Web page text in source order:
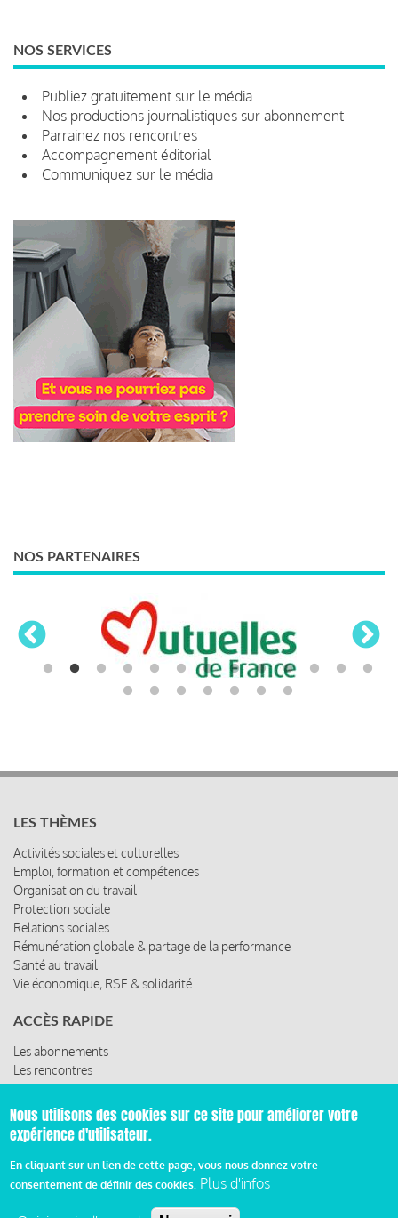
NOS SERVICES
Publiez gratuitement sur le média
Nos productions journalistiques sur abonnement
Parrainez nos rencontres
Accompagnement éditorial
Communiquez sur le média
NOS PARTENAIRES
LES THÈMES
Activités sociales et culturelles
Emploi, formation et compétences
Organisation du travail
Protection sociale
Relations sociales
Rémunération globale & partage de la performance
Santé au travail
Vie économique, RSE & solidarité
ACCÈS RAPIDE
Les abonnements
Les rencontres
Les ressources
© 2019 Miroir Social - Réalisé parCafffeine
Mentions légales et condition générale d’utilisation et
Nous utilisons des cookies sur ce site pour améliorer votre
expérience d'utilisateur.
En cliquant sur un lien de cette page, vous nous donnez votre
consentement de définir des cookies. Plus d'infos